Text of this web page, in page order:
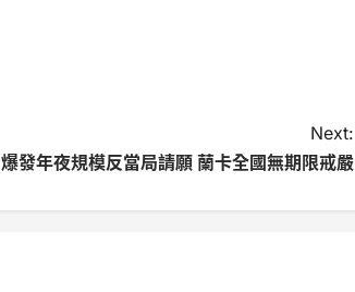
Next:
爆發年夜規模反當局請願 蘭卡全國無期限戒嚴